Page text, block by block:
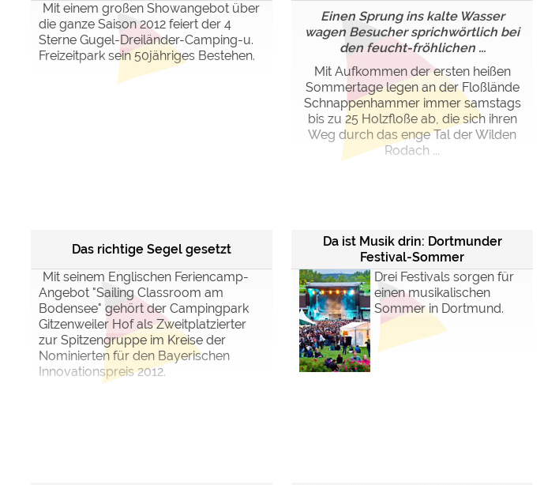
Mit einem großen Showangebot über
die ganze Saison 2012 feiert der 4
Sterne Gugel-Dreiländer-Camping-u.
Freizeitpark sein 50jähriges Bestehen.
Einen Sprung ins kalte Wasser
wagen Besucher sprichwörtlich bei
den feucht-fröhlichen ...
Mit Aufkommen der ersten heißen
Sommertage legen an der Floßlände
Schnappenhammer immer samstags
bis zu 25 Holzfloße ab, die sich ihren
Weg durch das enge Tal der Wilden
Rodach ...
Das richtige Segel gesetzt
Mit seinem Englischen Feriencamp-
Angebot "Sailing Classroom am
Bodensee" gehört der Campingpark
Gitzenweiler Hof als Zweitplatzierter
zur Spitzengruppe im Kreise der
Nominierten für den Bayerischen
Innovationspreis 2012.
Da ist Musik drin: Dortmunder
Festival-Sommer
Drei Festivals sorgen für
einen musikalischen
Sommer in Dortmund.